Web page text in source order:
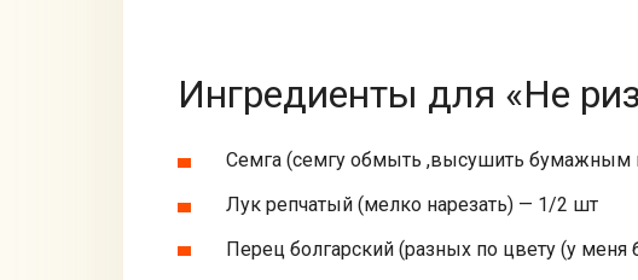
Ингредиенты для «Не
Семга (семгу обмыть ,высушить бумажным
Лук репчатый (мелко нарезать) — 1/2 шт
Перец болгарский (разных по цвету (у